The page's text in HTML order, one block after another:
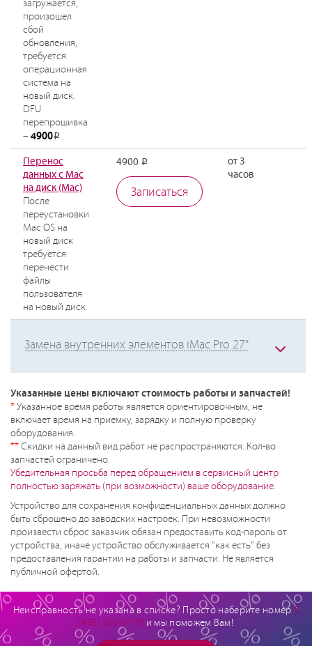
загружается,
произошел
сбой
обновления,
требуется
операционная
система на
новый диск.
DFU
перепрошивка
– 4900Р .
Перенос
данных с Mac
на диск (Mac)
После
переустановки
Mac OS на
новый диск
требуется
перенести
файлы
пользователя
на новый диск.
4900 Р
Записаться
от 3
часов
Замена внутренних элементов iMac Pro 27"
Указанные цены включают стоимость работы и запчастей!
*Указанное время работы является ориентировочным, не
включает время на приемку, зарядку и полную проверку
оборудования.
**Скидки на данный вид работ не распространяются. Кол-во
запчастей ограничено.
Убедительная просьба перед обращением в сервисный центр
полностью заряжать (при возможности) ваше оборудование.
Устройство для сохранения конфиденциальных данных должно
быть сброшено до заводских настроек. При невозможности
произвести сброс заказчик обязан предоставить код-пароль от
устройства, иначе устройство обслуживается "как есть" без
предоставления гарантии на работы и запчасти. Не является
публичной офертой.
Неисправность не указана в списке? Просто наберите номер 8
(495) 580-97-76 и мы поможем Вам!